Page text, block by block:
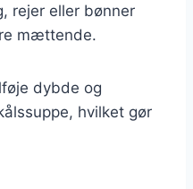
rejer eller bønner
mættende.
dybde og
hvilket gør